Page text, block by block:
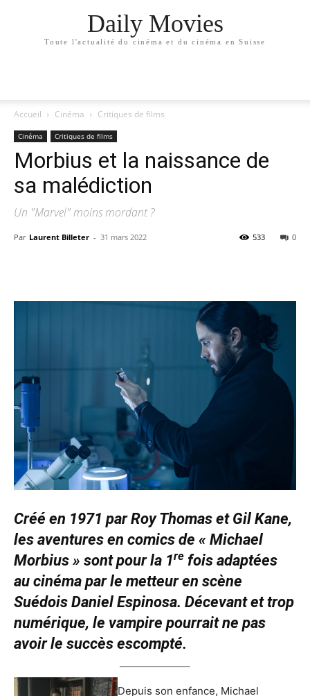
Daily Movies
Toute l'actualité du cinéma et du cinéma en Suisse
Accueil Cinéma Critiques de films
Cinéma Critiques de films
Morbius et la naissance de
sa malédiction
Un "Marvel" moins mordant ?
Par Laurent Billeter - 31 mars 2022 0
533
Créé en 1971 par Roy Thomas et Gil Kane,
les aventures en comics de « Michael
Morbius » sont pour la 1re fois adaptées
au cinéma par le metteur en scène
Suédois Daniel Espinosa. Décevant et trop
numérique, le vampire pourrait ne pas
avoir le succès escompté.
Depuis son enfance, Michael